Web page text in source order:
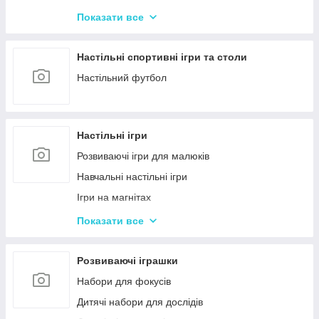
Показати все
Настільні спортивні ігри та столи
Настільний футбол
Настільні ігри
Розвиваючі ігри для малюків
Навчальні настільні ігри
Ігри на магнітах
Ігри-бродилки
Крокодил
Аліас Або Скажи Інакше
Гра Хто Я?
Показати все
Розвиваючі іграшки
Набори для фокусів
Дитячі набори для дослідів